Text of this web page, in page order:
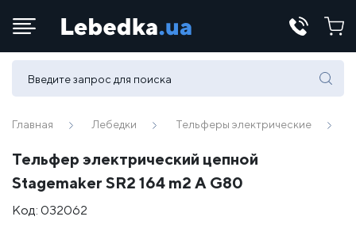
Телефоны:
(067) 430 82-15
Главная Лебедки Тельферы электрические
Тельфер электрический цепной
Stagemaker SR2 164 m2 A G80
Код: 032062